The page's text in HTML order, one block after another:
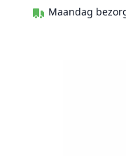
Maandag